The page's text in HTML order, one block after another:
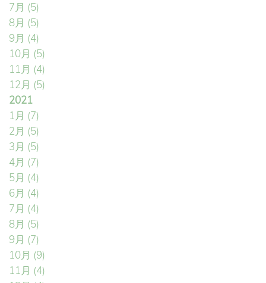
7月 (5)
8月 (5)
9月 (4)
10月 (5)
11月 (4)
12月 (5)
2021
1月 (7)
2月 (5)
3月 (5)
4月 (7)
5月 (4)
6月 (4)
7月 (4)
8月 (5)
9月 (7)
10月 (9)
11月 (4)